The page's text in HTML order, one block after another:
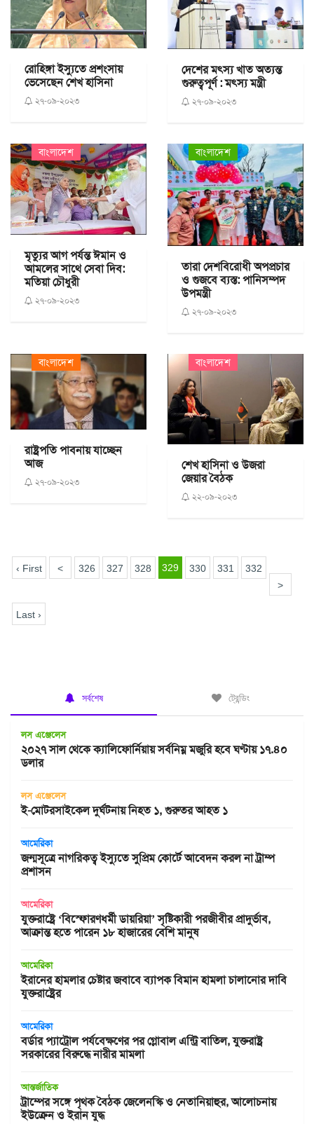
রোহিঙ্গা ইস্যুতে প্রশংসায়
ভেসেছেন শেখ হাসিনা
২৭-০৯-২০২৩
দেশের মৎস্য খাত অত্যন্ত
গুরুত্বপূর্ণ : মৎস্য মন্ত্রী
২৭-০৯-২০২৩
বাংলাদেশ
মৃত্যুর আগ পর্যন্ত ঈমান ও
আমলের সাথে সেবা দিব:
মতিয়া চৌধুরী
২৭-০৯-২০২৩
বাংলাদেশ
তারা দেশবিরোধী অপপ্রচার
ও গুজবে ব্যস্ত: পানিসম্পদ
উপমন্ত্রী
২৭-০৯-২০২৩
বাংলাদেশ
রাষ্ট্রপতি পাবনায় যাচ্ছেন
আজ
২৭-০৯-২০২৩
বাংলাদেশ
শেখ হাসিনা ও উজরা
জেয়ার বৈঠক
২২-০৯-২০২৩
‹ First < 326 327 328 329 330 331
332
>
Last ›
সর্বশেষ ট্রেন্ডিং
লস এঞ্জেলেস
২০২৭ সাল থেকে ক্যালিফোর্নিয়ায় সর্বনিম্ন মজুরি হবে ঘণ্টায় ১৭.৪০
ডলার
লস এঞ্জেলেস
ই-মোটরসাইকেল দুর্ঘটনায় নিহত ১, গুরুতর আহত ১
আমেরিকা
জন্মসূত্রে নাগরিকত্ব ইস্যুতে সুপ্রিম কোর্টে আবেদন করল না ট্রাম্প
প্রশাসন
আমেরিকা
যুক্তরাষ্ট্রে ‘বিস্ফোরণধর্মী ডায়রিয়া’ সৃষ্টিকারী পরজীবীর প্রাদুর্ভাব,
আক্রান্ত হতে পারেন ১৮ হাজারের বেশি মানুষ
আমেরিকা
ইরানের হামলার চেষ্টার জবাবে ব্যাপক বিমান হামলা চালানোর দাবি
যুক্তরাষ্ট্রের
আমেরিকা
বর্ডার প্যাট্রোল পর্যবেক্ষণের পর গ্লোবাল এন্ট্রি বাতিল, যুক্তরাষ্ট্র
সরকারের বিরুদ্ধে নারীর মামলা
আন্তর্জাতিক
ট্রাম্পের সঙ্গে পৃথক বৈঠক জেলেনস্কি ও নেতানিয়াহুর, আলোচনায়
ইউক্রেন ও ইরান যুদ্ধ